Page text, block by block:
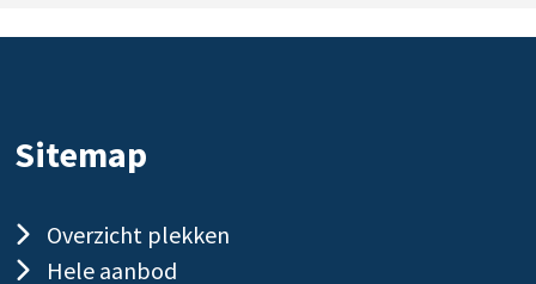
Sitemap
Overzicht plekken
Hele aanbod